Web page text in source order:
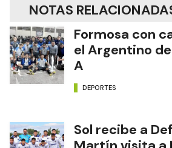
NOTAS
Formosa con
el Argentino
A
DEPORTES
Sol recibe a